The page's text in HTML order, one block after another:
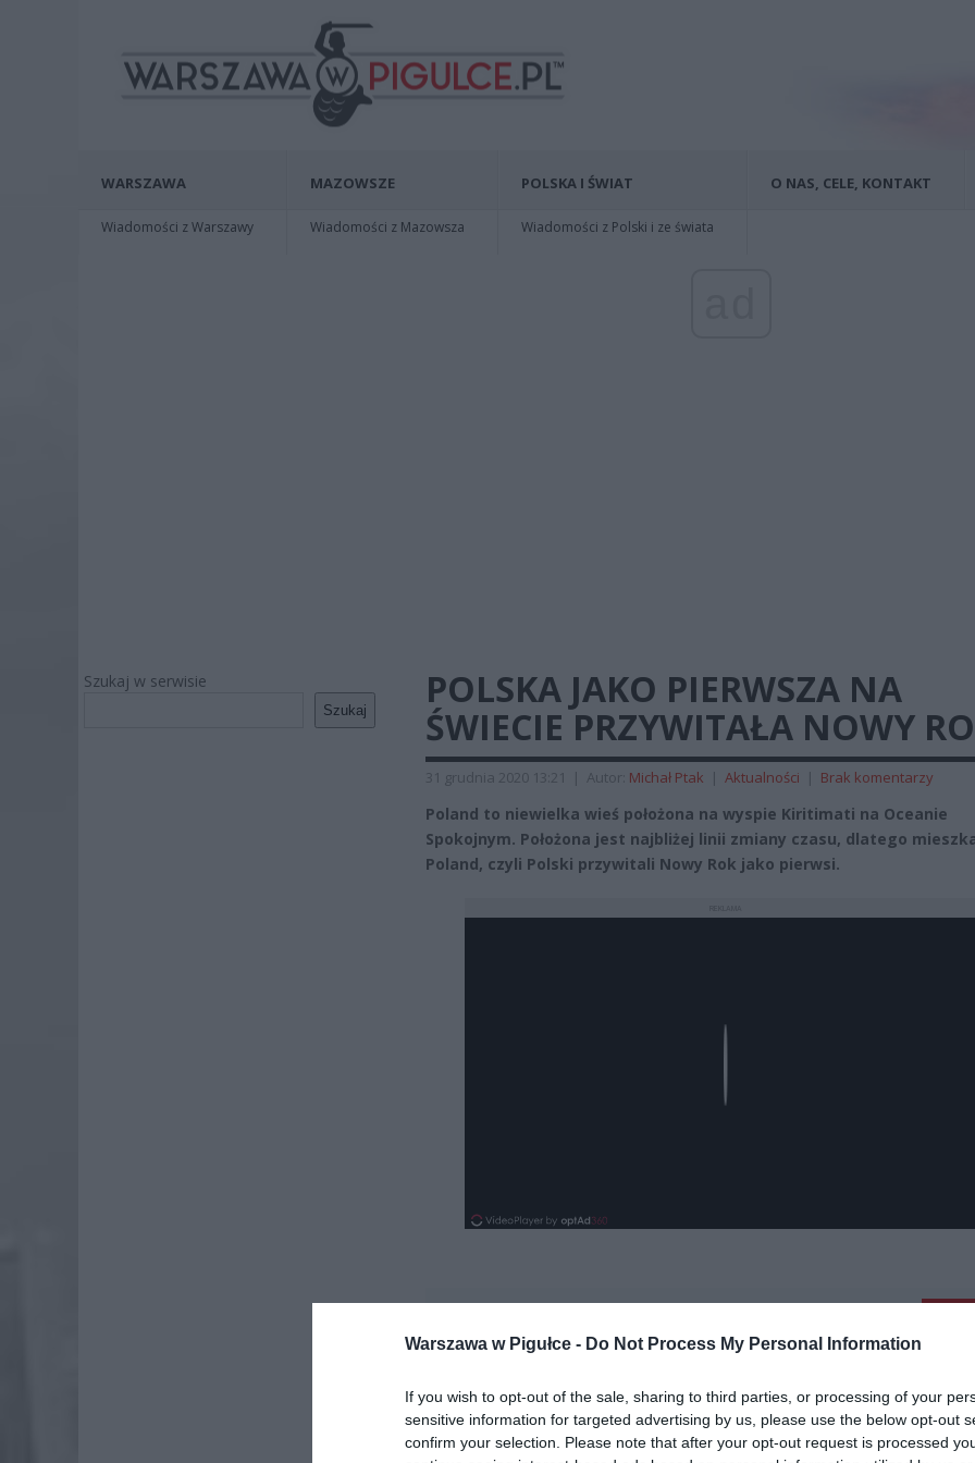
Warszawa w Pigułce - Do Not Process My Personal Information
If you wish to opt-out of the sale, sharing to third parties, or processing of your
sensitive information for targeted advertising by us, please use the below opt-out
confirm your selection. Please note that after your opt-out request is processed
WARSZAWA
Wiadomości z Warszawy
MAZOWSZE
Wiadomości z Mazowsza
POLSKA I ŚWIAT
Wiadomości z Polski i ze świata
O NAS, CELE, KONTAKT
Szukaj w serwisie
Szukaj
POLSKA JAKO PIERWSZA NA
ŚWIECIE PRZYWITAŁA NOWY
31 grudnia 2020 13:21 | Autor: Michał Ptak | Aktualności | Brak komentarzy
Poland to niewielka wieś położona na wyspie Kiritimati na Oceanie
Spokojnym. Położona jest najbliżej linii zmiany czasu, dlatego
Poland, czyli Polski przywitali Nowy Rok jako pierwsi.